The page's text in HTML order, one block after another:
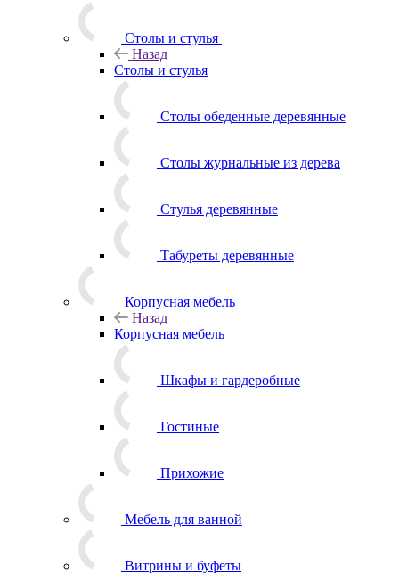
Столы и стулья
Назад
Столы и стулья
Столы обеденные деревянные
Столы журнальные из дерева
Стулья деревянные
Табуреты деревянные
Корпусная мебель
Назад
Корпусная мебель
Шкафы и гардеробные
Гостиные
Прихожие
Мебель для ванной
Витрины и буфеты